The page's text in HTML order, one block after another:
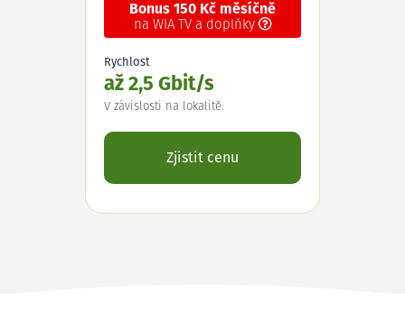
Bonus 150 Kč měsíčně
na WIA TV a doplňky
Rychlost
až 2,5 Gbit/s
V závislosti na lokalitě.
Zjistit cenu